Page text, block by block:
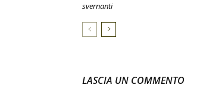
svernanti
LASCIA UN COMMENTO